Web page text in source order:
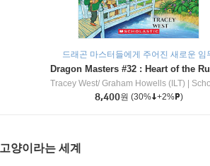
드래곤 마스터들에게 주어진 새로운 임
Tracey West/ Graham Howells (ILT)
8,400원 (30% +2% )
고양이라는 세계